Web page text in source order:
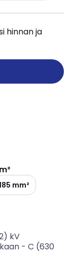
hinnan ja
mm²
kV
- C (630